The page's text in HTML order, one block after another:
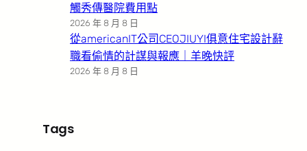
觸秀傳醫院費用點
2026 年 8 月 8 日
從americanIT公司CEOJIUYI俱意住宅設計辭
職看偷情的計謀與報應｜羊晚快評
2026 年 8 月 8 日
Tags